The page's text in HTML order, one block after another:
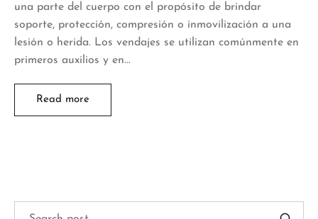
una parte del cuerpo con el propósito de brindar
soporte, protección, compresión o inmovilización a una
lesión o herida. Los vendajes se utilizan comúnmente en
primeros auxilios y en…
Read more